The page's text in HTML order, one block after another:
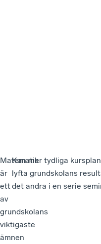
Matematik
är
ett
av
grundskolans
viktigaste
ämnen
Kan mer tydliga
lyfta grundskolans
det andra i en serie